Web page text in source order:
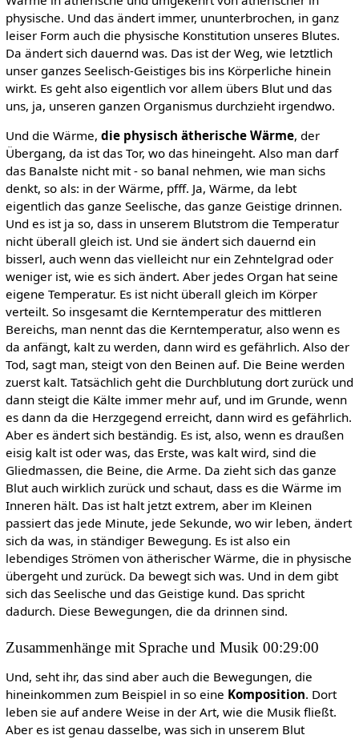
physische. Und das ändert immer, ununterbrochen, in ganz
leiser Form auch die physische Konstitution unseres Blutes.
Da ändert sich dauernd was. Das ist der Weg, wie letztlich
unser ganzes Seelisch-Geistiges bis ins Körperliche hinein
wirkt. Es geht also eigentlich vor allem übers Blut und das
uns, ja, unseren ganzen Organismus durchzieht irgendwo.
Und die Wärme, die physisch ätherische Wärme, der
Übergang, da ist das Tor, wo das hineingeht. Also man darf
das Banalste nicht mit - so banal nehmen, wie man sichs
denkt, so als: in der Wärme, pfff. Ja, Wärme, da lebt
eigentlich das ganze Seelische, das ganze Geistige drinnen.
Und es ist ja so, dass in unserem Blutstrom die Temperatur
nicht überall gleich ist. Und sie ändert sich dauernd ein
bisserl, auch wenn das vielleicht nur ein Zehntelgrad oder
weniger ist, wie es sich ändert. Aber jedes Organ hat seine
eigene Temperatur. Es ist nicht überall gleich im Körper
verteilt. So insgesamt die Kerntemperatur des mittleren
Bereichs, man nennt das die Kerntemperatur, also wenn es
da anfängt, kalt zu werden, dann wird es gefährlich. Also der
Tod, sagt man, steigt von den Beinen auf. Die Beine werden
zuerst kalt. Tatsächlich geht die Durchblutung dort zurück und
dann steigt die Kälte immer mehr auf, und im Grunde, wenn
es dann da die Herzgegend erreicht, dann wird es gefährlich.
Aber es ändert sich beständig. Es ist, also, wenn es draußen
eisig kalt ist oder was, das Erste, was kalt wird, sind die
Gliedmassen, die Beine, die Arme. Da zieht sich das ganze
Blut auch wirklich zurück und schaut, dass es die Wärme im
Inneren hält. Das ist halt jetzt extrem, aber im Kleinen
passiert das jede Minute, jede Sekunde, wo wir leben, ändert
sich da was, in ständiger Bewegung. Es ist also ein
lebendiges Strömen von ätherischer Wärme, die in physische
übergeht und zurück. Da bewegt sich was. Und in dem gibt
sich das Seelische und das Geistige kund. Das spricht
dadurch. Diese Bewegungen, die da drinnen sind.
Zusammenhänge mit Sprache und Musik 00:29:00
Und, seht ihr, das sind aber auch die Bewegungen, die
hineinkommen zum Beispiel in so eine Komposition. Dort
leben sie auf andere Weise in der Art, wie die Musik fließt.
Aber es ist genau dasselbe, was sich in unserem Blut